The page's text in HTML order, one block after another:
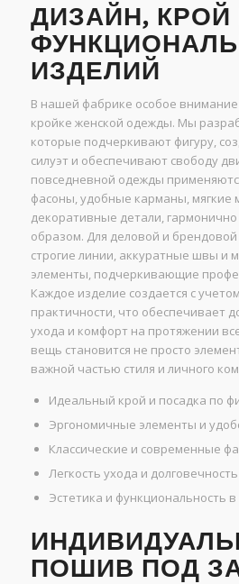
ДИЗАЙН, КРОЙ
ИЗДЕЛИЙ
В нашей фабрике особое внимание
кройке женской одежды. Мы
которые подчеркивают фигуру,
силуэт и обеспечивают свободу
повседневной одежды
фасоны, удобные карманы, мягкие
декоративные детали,
образом. Для деловой и
строгие линии, аккуратные швы и
элементы, подчеркивающие
Каждое изделие создается с
практичности, что обеспечивает
ухода и комфорт на протяжении
вещь становится не просто
важной частью стиля и личного
Идеальный крой и посадка по
Эргономичные элементы и
Классические и современные
Легкость ухода и долговечность
Эстетика и функциональность
ПОШИВ ПОД